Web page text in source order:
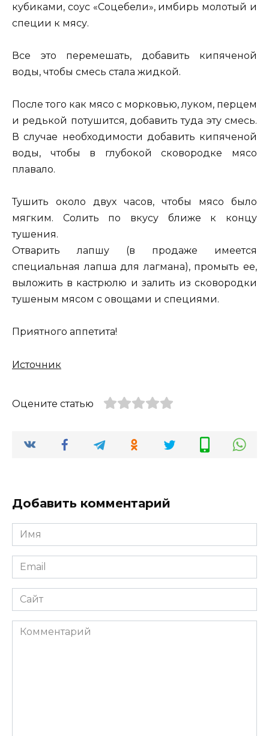
кубиками, соус «Соцебели», имбирь молотый и
специи к мясу.
Все это перемешать, добавить кипяченой
воды, чтобы смесь стала жидкой.
После того как мясо с морковью, луком, перцем
и редькой потушится, добавить туда эту смесь.
В случае необходимости добавить кипяченой
воды, чтобы в глубокой сковородке мясо
плавало.
Тушить около двух часов, чтобы мясо было
мягким. Солить по вкусу ближе к концу
тушения.
Отварить лапшу (в продаже имеется
специальная лапша для лагмана), промыть ее,
выложить в кастрюлю и залить из сковородки
тушеным мясом с овощами и специями.
Приятного аппетита!
Источник
Оцените статью
Добавить комментарий
Имя
*
Email
*
Сайт
Комментарий